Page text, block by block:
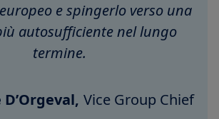
e spingerlo verso una
autosufficiente nel lungo
termine.
Vice Group Chief